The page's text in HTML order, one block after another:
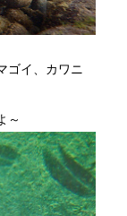
ゴイ、カワニ
～